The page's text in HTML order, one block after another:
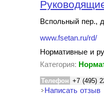
Вспольный пер.,
www.fsetan.ru/rd/
Нормативные и
Категория:
Телефон +7 (495)
Написать отзыв